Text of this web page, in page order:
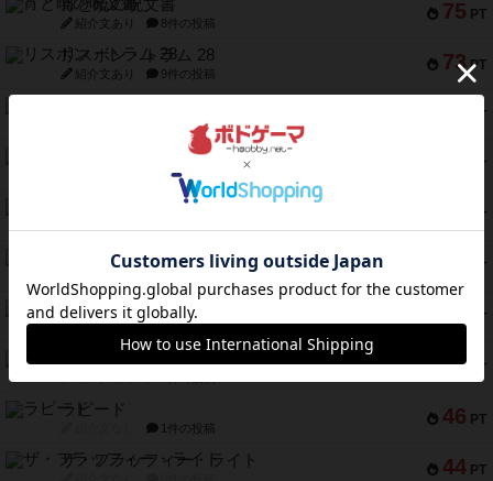
75 PT
宵と暁の呪文書
紹介文あり 8件の投稿
73 PT
リスボン・トラム 28
紹介文あり 9件の投稿
PT
1件の投稿
PT
1件の投稿
PT
スペクタキュラー
PT
スモールワールド
PT
ギャンブラー
紹介文なし 2件の投稿
52 PT
46 PT
ラピード
1件の投稿
44 PT
ザ・フラッフィー・ライト